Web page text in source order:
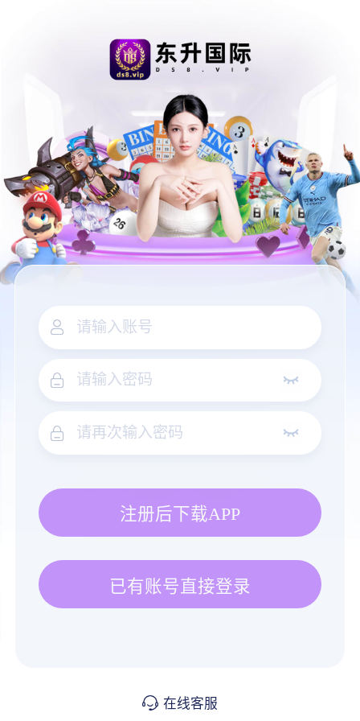
注册后下载APP
已有账号直接登录
在线客服